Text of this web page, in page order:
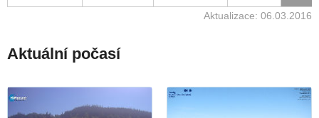
Aktualizace: 06.03.2016
Aktuální počasí